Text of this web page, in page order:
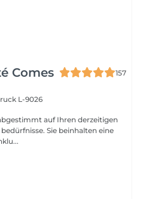
Comes
157
L-9026
auf Ihren derzeitigen
Sie beinhalten eine